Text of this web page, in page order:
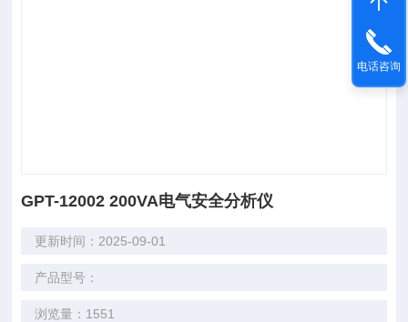
GPT-12002 200VA电气安全分析仪
更新时间：2025-09-01
产品型号：
浏览量：1551
电话咨询